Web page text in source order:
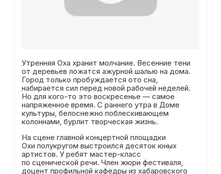
Утренняя Оха хранит молчание. Весенние тени
от деревьев ложатся ажурной шалью на дома.
Город только пробуждается ото сна,
набирается сил перед новой рабочей неделей.
Но для кого-то это воскресенье — самое
напряженное время. С раннего утра в Доме
культуры, белоснежно поблескивающем
колоннами, бурлит творческая жизнь.
На сцене главной концертной площадки
Охи полукругом выстроился десяток юных
артистов. У ребят мастер-класс
по сценической речи. Член жюри фестиваля,
доцент профильной кафедры из хабаровского